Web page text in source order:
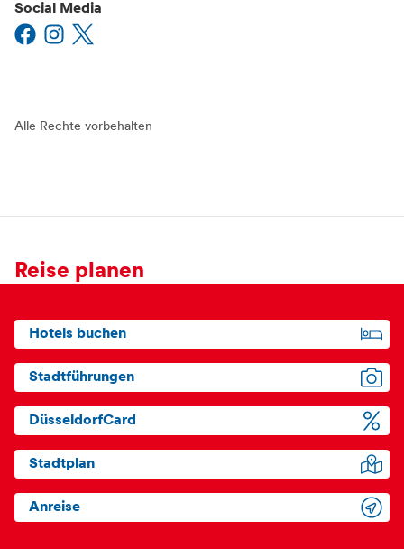
Social Media
Alle Rechte vorbehalten
Reise planen
Hotels buchen
Stadtführungen
DüsseldorfCard
Stadtplan
Anreise